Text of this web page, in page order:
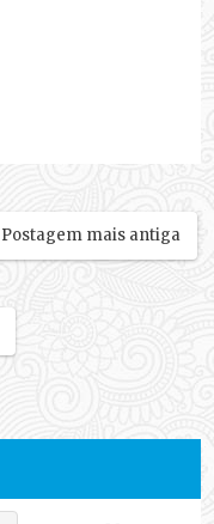
Postagem mais antiga